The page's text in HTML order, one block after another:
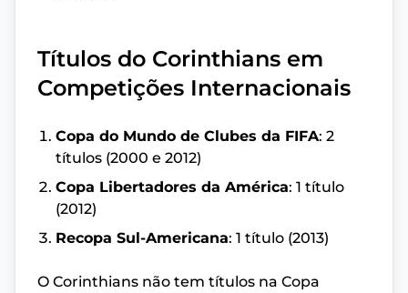
Títulos do Corinthians em
Competições Internacionais
Copa do Mundo de Clubes da FIFA: 2
títulos (2000 e 2012)
Copa Libertadores da América: 1 título
(2012)
Recopa Sul-Americana: 1 título (2013)
O Corinthians não tem títulos na Copa